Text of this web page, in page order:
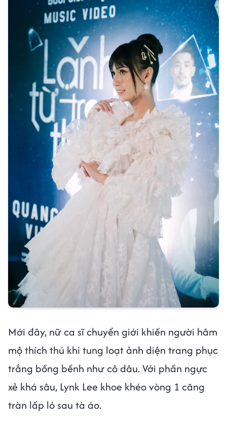
Mới đây, nữ ca sĩ chuyển giới khiến người hâm
mộ thích thú khi tung loạt ảnh diện trang phục
trắng bồng bềnh như cô dâu. Với phần ngực
xẻ khá sâu, Lynk Lee khoe khéo vòng 1 căng
tràn lấp ló sau tà áo.